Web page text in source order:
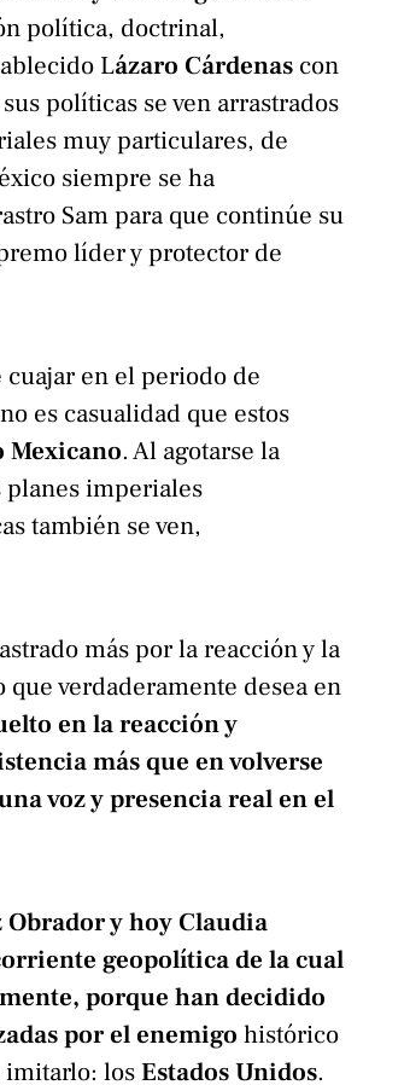
política, doctrinal,
Lázaro Cárdenas con
políticas se ven arrastrados
muy particulares, de
siempre se ha
Sam para que continúe su
líder y protector de
en el periodo de
es casualidad que estos
Mexicano. Al agotarse la
planes imperiales
también se ven,
más por la reacción y la
verdaderamente desea en
en la reacción y
más que en volverse
voz y presencia real en el
y hoy Claudia
geopolítica de la cual
porque han decidido
por el enemigo histórico
imitarlo: losEstados Unidos.